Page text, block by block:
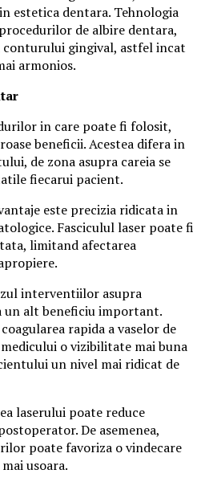
estetica dentara. Tehnologia
de albire dentara,
gingival, astfel incat
armonios.
in care poate fi folosit,
beneficii. Acestea difera in
de zona asupra careia se
fiecarui pacient.
este precizia ridicata in
Fasciculul laser poate fi
limitand afectarea
interventiilor asupra
alt beneficiu important.
rapida a vaselor de
o vizibilitate mai buna
un nivel mai ridicat de
laserului poate reduce
De asemenea,
poate favoriza o vindecare
usoara.